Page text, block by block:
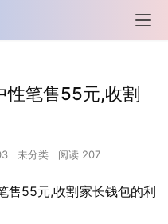
性笔售55元,收割
未分类 阅读 207
售55元,收割家长钱包的利